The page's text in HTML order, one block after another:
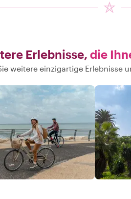
Erlebnisse, die
weitere einzigartige Erlebnisse